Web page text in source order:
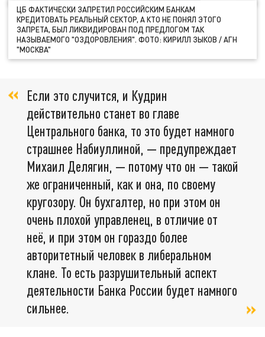
ЦБ ФАКТИЧЕСКИ ЗАПРЕТИЛ РОССИЙСКИМ БАНКАМ
КРЕДИТОВАТЬ РЕАЛЬНЫЙ СЕКТОР, А КТО НЕ ПОНЯЛ ЭТОГО
ЗАПРЕТА, БЫЛ ЛИКВИДИРОВАН ПОД ПРЕДЛОГОМ ТАК
НАЗЫВАЕМОГО "ОЗДОРОВЛЕНИЯ". ФОТО: КИРИЛЛ ЗЫКОВ / АГН
"МОСКВА"
Если это случится, и Кудрин
действительно станет во главе
Центрального банка, то это будет намного
страшнее Набиуллиной, — предупреждает
Михаил Делягин, — потому что он — такой
же ограниченный, как и она, по своему
кругозору. Он бухгалтер, но при этом он
очень плохой управленец, в отличие от
неё, и при этом он гораздо более
авторитетный человек в либеральном
клане. То есть разрушительный аспект
деятельности Банка России будет намного
сильнее.